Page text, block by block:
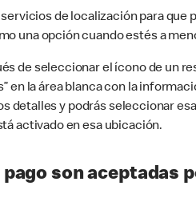
de localización para
una opción cuando estés a
de seleccionar el ícono de un
en la área blanca con la
detalles y podrás seleccionar
activado en esa ubicación.
son aceptadas